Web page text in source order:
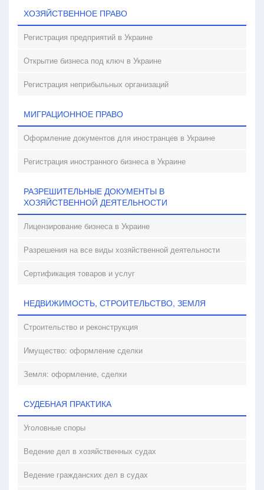
ХОЗЯЙСТВЕННОЕ ПРАВО
Регистрация предприятий в Украине
Открытие бизнеса под ключ в Украине
Регистрация неприбыльных организаций
МИГРАЦИОННОЕ ПРАВО
Оформление документов для иностранцев в Украине
Регистрация иностранного бизнеса в Украине
РАЗРЕШИТЕЛЬНЫЕ ДОКУМЕНТЫ В
ХОЗЯЙСТВЕННОЙ ДЕЯТЕЛЬНОСТИ
Лицензирование бизнеса в Украине
Разрешения на все виды хозяйственной деятельности
Сертификация товаров и услуг
НЕДВИЖИМОСТЬ, СТРОИТЕЛЬСТВО, ЗЕМЛЯ
Строительство и реконструкция
Имущество: оформление сделки
Земля: оформление, сделки
СУДЕБНАЯ ПРАКТИКА
Уголовные споры
Ведение дел в хозяйственных судах
Ведение гражданских дел в судах